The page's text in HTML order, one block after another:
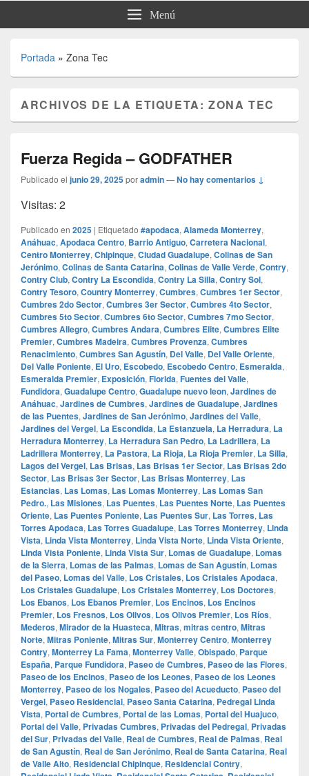
Menú
Portada » Zona Tec
ARCHIVOS DE LA ETIQUETA:ZONA TEC
Fuerza Regida – GODFATHER
Publicado el junio 29, 2025poradmin—No hay comentarios ↓
Visitas: 2
Publicado en 2025 | Etiquetado #apodaca, Alameda Monterrey,
Anáhuac, Apodaca Centro, Barrio Antiguo, Carretera Nacional,
Centro Monterrey, Chipinque, Ciudad Guadalupe, Colinas de San
Jerónimo, Colinas de Santa Catarina, Colinas de Valle Verde, Contry,
Contry Club, Contry La Escondida, Contry La Silla, Contry Sol,
Contry Tesoro, Country Monterrey, Cumbres, Cumbres 1er Sector,
Cumbres 2do Sector, Cumbres 3er Sector, Cumbres 4to Sector,
Cumbres 5to Sector, Cumbres 6to Sector, Cumbres 7mo Sector,
Cumbres Allegro, Cumbres Andara, Cumbres Elite, Cumbres Elite
Premier, Cumbres Madeira, Cumbres Provenza, Cumbres
Renacimiento, Cumbres San Agustín, Del Valle, Del Valle Oriente,
Del Valle Poniente, El Uro, Escobedo, Escobedo Centro, Esmeralda,
Esmeralda Premier, Exposición, Florida, Fuentes del Valle,
Fundidora, Guadalupe Centro, Guadalupe nuevo leon, Jardines de
Anáhuac, Jardines de Cumbres, Jardines de Guadalupe, Jardines
de las Puentes, Jardines de San Jerónimo, Jardines del Valle,
Jardines del Vergel, La Escondida, La Estanzuela, La Herradura, La
Herradura Monterrey, La Herradura San Pedro, La Ladrillera, La
Ladrillera Monterrey, La Pastora, La Rioja, La Rioja Premier, La Silla,
Lagos del Vergel, Las Brisas, Las Brisas 1er Sector, Las Brisas 2do
Sector, Las Brisas 3er Sector, Las Brisas Monterrey, Las
Estancias, Las Lomas, Las Lomas Monterrey, Las Lomas San
Pedro., Las Misiones, Las Puentes, Las Puentes Norte, Las Puentes
Oriente, Las Puentes Poniente, Las Puentes Sur, Las Torres, Las
Torres Apodaca, Las Torres Guadalupe, Las Torres Monterrey, Linda
Vista, Linda Vista Monterrey, Linda Vista Norte, Linda Vista Oriente,
Linda Vista Poniente, Linda Vista Sur, Lomas de Guadalupe, Lomas
de la Sierra, Lomas de las Palmas, Lomas de San Agustín, Lomas
del Paseo, Lomas del Valle, Los Cristales, Los Cristales Apodaca,
Los Cristales Guadalupe, Los Cristales Monterrey, Los Doctores,
Los Ebanos, Los Ebanos Premier, Los Encinos, Los Encinos
Premier, Los Fresnos, Los Olivos, Los Olivos Premier, Los Ríos,
Mederos, Mirador de la Huasteca, Mitras, mitras centro, Mitras
Norte, Mitras Poniente, Mitras Sur, Monterrey Centro, Monterrey
Contry, Monterrey La Fama, Monterrey Valle, Obispado, Parque
España, Parque Fundidora, Paseo de Cumbres, Paseo de las Flores,
Paseo de los Encinos, Paseo de los Leones, Paseo de los Leones
Monterrey, Paseo de los Nogales, Paseo del Acueducto, Paseo del
Vergel, Paseo Residencial, Paseo Santa Catarina, Pedregal Linda
Vista, Portal de Cumbres, Portal de las Lomas, Portal del Huajuco,
Portal del Valle, Privadas Cumbres, Privadas del Pedregal, Privadas
del Sur, Privadas del Valle, Real de Cumbres, Real de Palmas, Real
de San Agustín, Real de San Jerónimo, Real de Santa Catarina, Real
de Valle Alto, Residencial Chipinque, Residencial Contry,